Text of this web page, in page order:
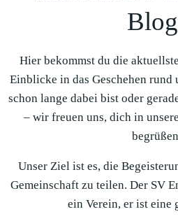
Hier bekommst du die
Einblicke in das Geschehen rund
schon lange dabei bist oder
– wir freuen uns, dich in
Unser Ziel ist es, die
Gemeinschaft zu teilen. Der SV
ein Verein, er ist eine